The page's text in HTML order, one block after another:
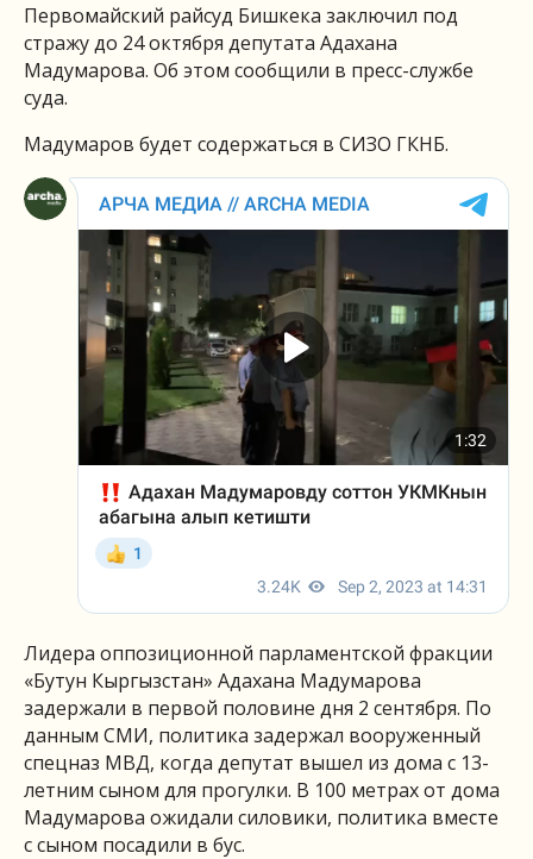
Первомайский райсуд Бишкека заключил под
стражу до 24 октября депутата Адахана
Мадумарова. Об этом сообщили в пресс-службе
суда.
Мадумаров будет содержаться в СИЗО ГКНБ.
Лидера оппозиционной парламентской фракции
«Бутун Кыргызстан» Адахана Мадумарова
задержали в первой половине дня 2 сентября. По
данным СМИ, политика задержал вооруженный
спецназ МВД, когда депутат вышел из дома с 13-
летним сыном для прогулки. В 100 метрах от дома
Мадумарова ожидали силовики, политика вместе
с сыном посадили в бус.